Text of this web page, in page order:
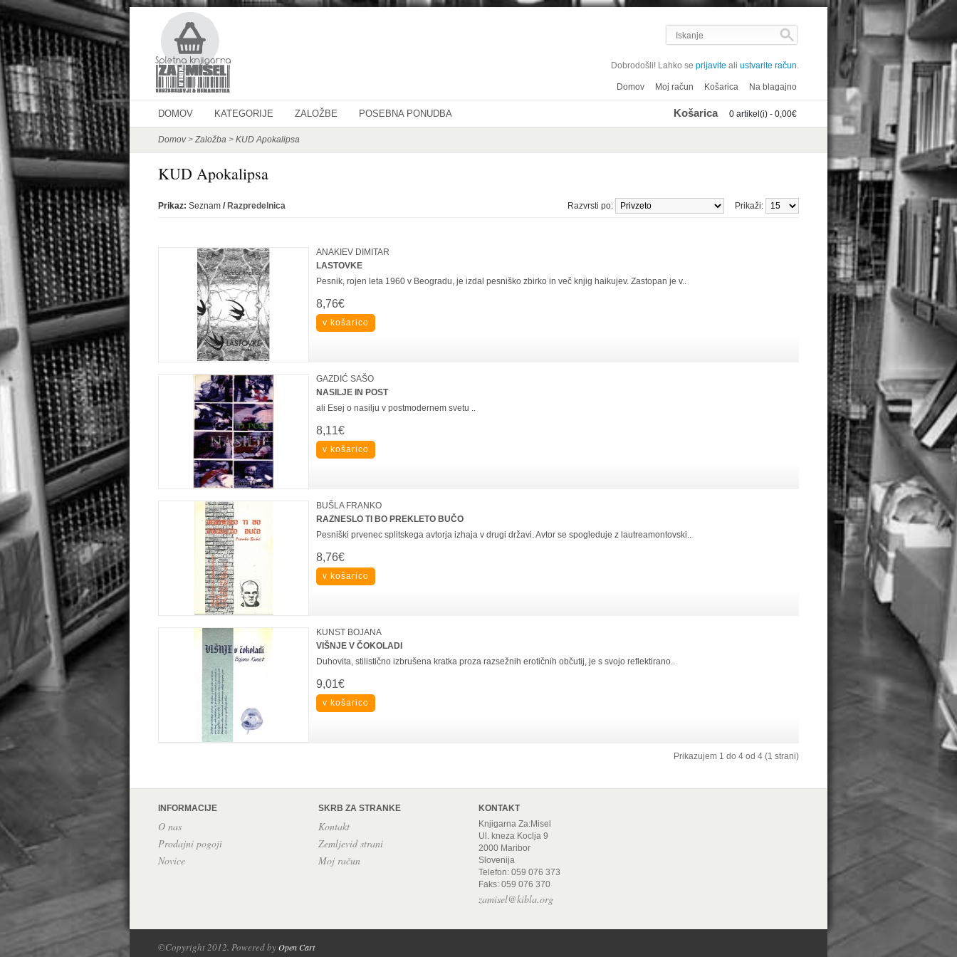
Dobrodošli! Lahko se prijavite ali ustvarite račun.
Domov Moj račun Košarica Na blagajno
Košarica 0 artikel(i) - 0,00€
DOMOV KATEGORIJE ZALOŽBE POSEBNA PONUDBA
Domov> Založba > KUD Apokalipsa
KUD Apokalipsa
Prikaz: Seznam / Razpredelnica Prikaži:
Razvrsti po:
ANAKIEV DIMITAR
LASTOVKE
Pesnik, rojen leta 1960 v Beogradu, je izdal pesniško zbirko in več knjig haikujev. Zastopan je v..
8,76€
GAZDIĆ SAŠO
NASILJE IN POST
ali Esej o nasilju v postmodernem svetu ..
8,11€
BUŠLA FRANKO
RAZNESLO TI BO PREKLETO BUČO
Pesniški prvenec splitskega avtorja izhaja v drugi državi. Avtor se spogleduje z lautreamontovski..
8,76€
KUNST BOJANA
VIŠNJE V ČOKOLADI
Duhovita, stilistično izbrušena kratka proza razsežnih erotičnih občutij, je s svojo reflektirano..
9,01€
Prikazujem 1 do 4 od 4 (1 strani)
INFORMACIJE
O nas
Prodajni pogoji
Novice
SKRB ZA STRANKE
Kontakt
Zemljevid strani
Moj račun
KONTAKT
Knjigarna Za:Misel
Ul. kneza Koclja 9
2000 Maribor
Slovenija
Telefon: 059 076 373
Faks: 059 076 370
zamisel@kibla.org
©Copyright 2012. Powered byOpen Cart